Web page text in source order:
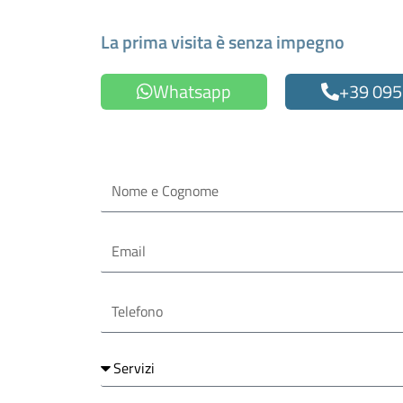
La prima visita è senza impegno
Whatsapp
+39
Cognome
Servizi